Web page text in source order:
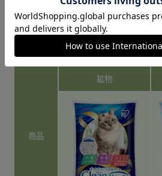
商品情報
商品
鉱物